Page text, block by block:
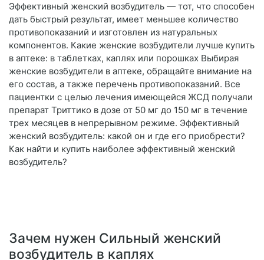
Эффективный женский возбудитель — тот, что способен
дать быстрый результат, имеет меньшее количество
противопоказаний и изготовлен из натуральных
компонентов. Какие женские возбудители лучше купить
в аптеке: в таблетках, каплях или порошках Выбирая
женские возбудители в аптеке, обращайте внимание на
его состав, а также перечень противопоказаний. Все
пациентки с целью лечения имеющейся ЖСД получали
препарат Триттико в дозе от 50 мг до 150 мг в течение
трех месяцев в непрерывном режиме. Эффективный
женский возбудитель: какой он и где его приобрести?
Как найти и купить наиболее эффективный женский
возбудитель?
Зачем нужен Сильный женский
возбудитель в каплях